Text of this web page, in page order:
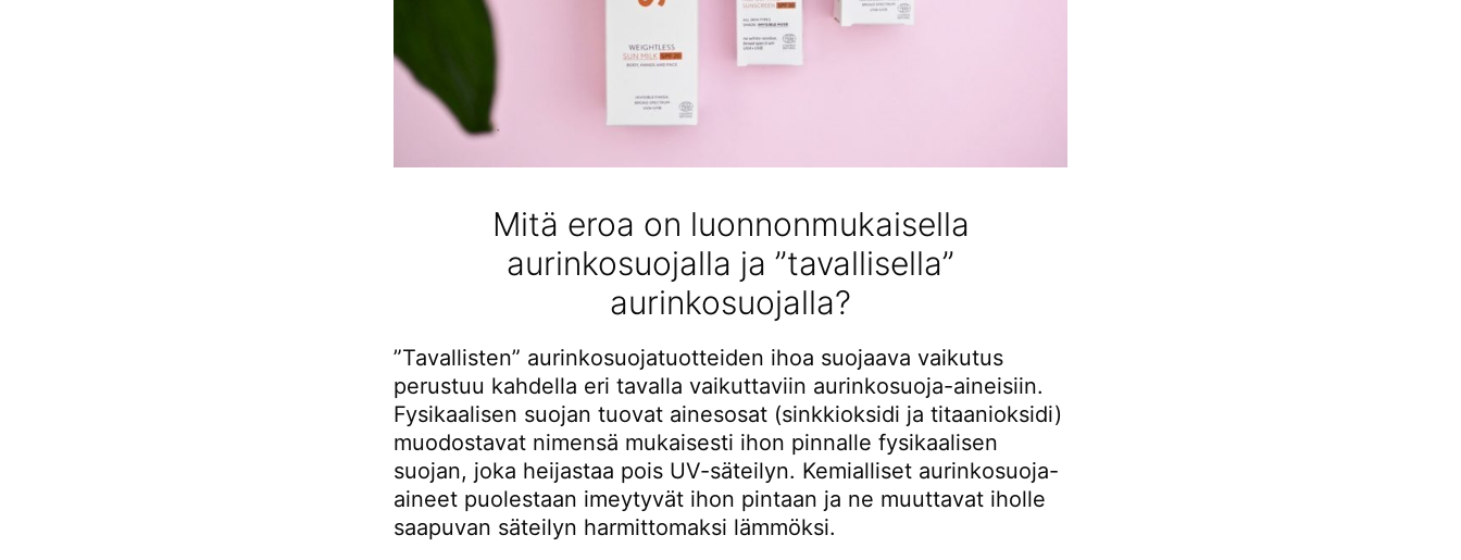
Mitä eroa on luonnonmukaisella
aurinkosuojalla ja ”tavallisella”
aurinkosuojalla?
”Tavallisten” aurinkosuojatuotteiden ihoa suojaava vaikutus
perustuu kahdella eri tavalla vaikuttaviin aurinkosuoja-aineisiin.
Fysikaalisen suojan tuovat ainesosat (sinkkioksidi ja titaanioksidi)
muodostavat nimensä mukaisesti ihon pinnalle fysikaalisen
suojan, joka heijastaa pois UV-säteilyn. Kemialliset aurinkosuoja-
aineet puolestaan imeytyvät ihon pintaan ja ne muuttavat iholle
saapuvan säteilyn harmittomaksi lämmöksi.